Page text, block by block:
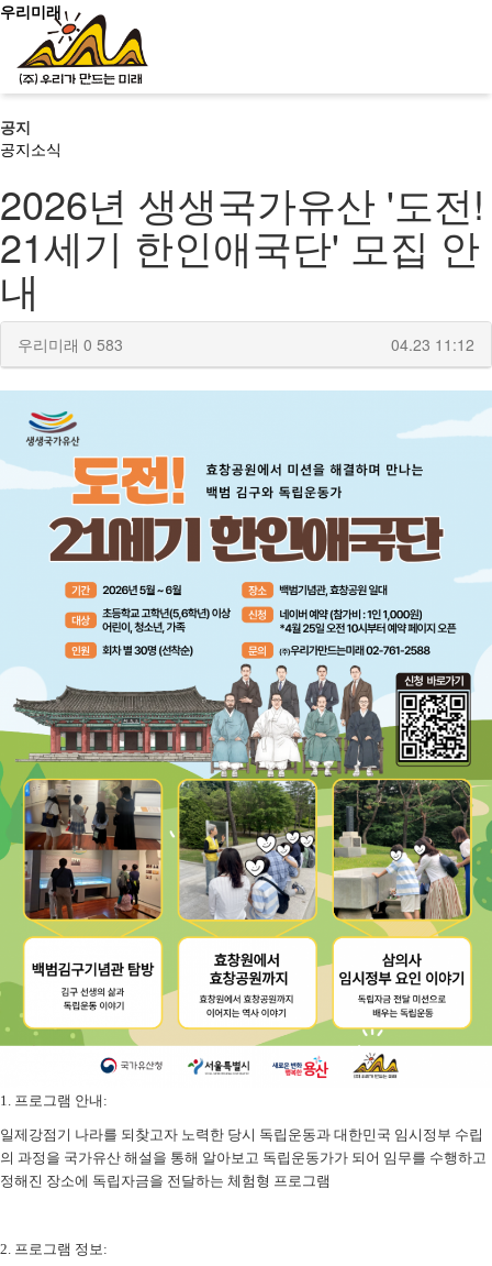
우리미래
신청문의
사이트맵
소개
문화유산활용
역사문화콘텐츠
사회서비스
공지/소식
진행 프로그램
공지
공지소식
2026년 생생국가유산 '도전!
21세기 한인애국단' 모집 안
내
우리미래 0 583 04.23 11:12
1. 프로그램 안내 :
일제강점기 나라를 되찾고자 노력한 당시 독립운동과 대한민국 임시정부 수립
의 과정을 국가유산 해설을 통해 알아보고 독립운동가가 되어 임무를 수행하고
정해진 장소에 독립자금을 전달하는 체험형 프로그램
2. 프로그램 정보 :